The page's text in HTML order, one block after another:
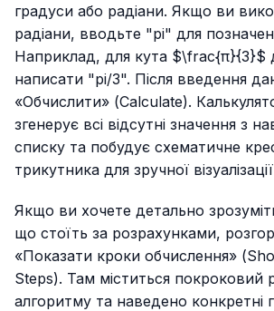
градуси або радіани. Якщо ви
радіани, вводьте "pi" для
Наприклад, для кута $\frac{π}{3}$
написати "pi/3". Після введення
«Обчислити» (Calculate).
згенерує всі відсутні значення з
списку та побудує схематичне
трикутника для зручної
Якщо ви хочете детально
що стоїть за розрахунками,
«Показати кроки обчислення»
Steps). Там міститься покроковий
алгоритму та наведено конкретні